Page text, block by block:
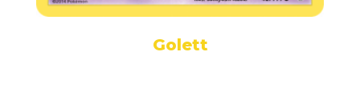
Golett